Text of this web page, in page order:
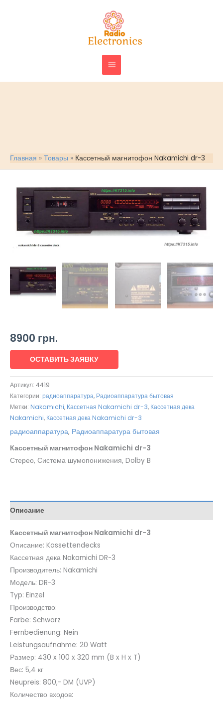
ГЛАВНОЕ
МЕНЮ
Главная Товары Кассетный магнитофон Nakamichi dr-3
8900 грн.
ОСТАВИТЬ ЗАЯВКУ
Артикул: 4419
Категории: радиоаппаратура, Радиоаппаратура бытовая
Метки: Nakamichi, Кассетная Nakamichi dr-3, Кассетная дека
Nakamichi, Кассетная дека Nakamichi dr-3
радиоаппаратура, Радиоаппаратура бытовая
Кассетный магнитофон Nakamichi dr-3
Стерео, Система шумопонижения, Dolby B
Описание
Кассетный магнитофон Nakamichi dr-3
Описание: Kassettendecks
Кассетная дека Nakamichi DR-3
Производитель: Nakamichi
Модель: DR-3
Typ: Einzel
Производство:
Farbe: Schwarz
Fernbedienung: Nein
Leistungsaufnahme: 20 Watt
Размер: 430 x 100 x 320 mm (B x H x T)
Вес: 5,4 кг
Neupreis: 800,- DM (UVP)
Количество входов: